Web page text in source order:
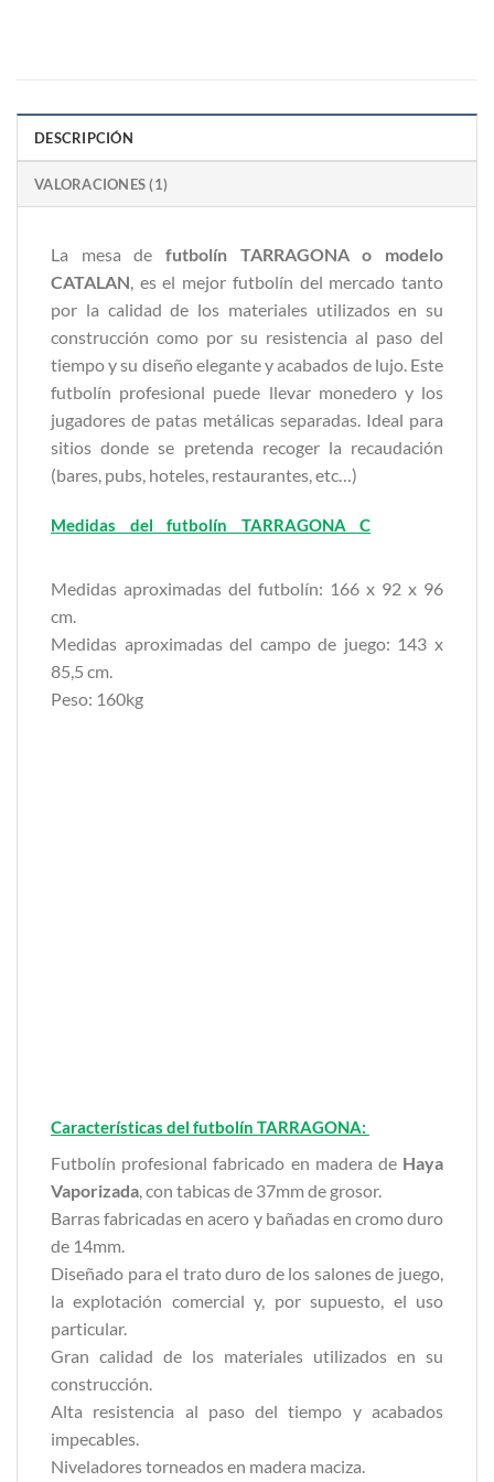
DESCRIPCIÓN
VALORACIONES (1)
La mesa de futbolín TARRAGONA o modelo
CATALAN , es el mejor futbolín del mercado tanto
por la calidad de los materiales utilizados en su
construcción como por su resistencia al paso del
tiempo y su diseño elegante y acabados de lujo. Este
futbolín profesional puede llevar monedero y los
jugadores de patas metálicas separadas. Ideal para
sitios donde se pretenda recoger la recaudación
(bares, pubs, hoteles, restaurantes, etc…)
Medidas del futbolín TARRAGONA C
Medidas aproximadas del futbolín: 166 x 92 x 96
cm.
Medidas aproximadas del campo de juego: 143 x
85,5 cm.
Peso: 160kg
Características del futbolín TARRAGONA:
Futbolín profesional fabricado en madera de Haya
Vaporizada, con tabicas de 37mm de grosor.
Barras fabricadas en acero y bañadas en cromo duro
de 14mm.
Diseñado para el trato duro de los salones de juego,
la explotación comercial y, por supuesto, el uso
particular.
Gran calidad de los materiales utilizados en su
construcción.
Alta resistencia al paso del tiempo y acabados
impecables.
Niveladores torneados en madera maciza.